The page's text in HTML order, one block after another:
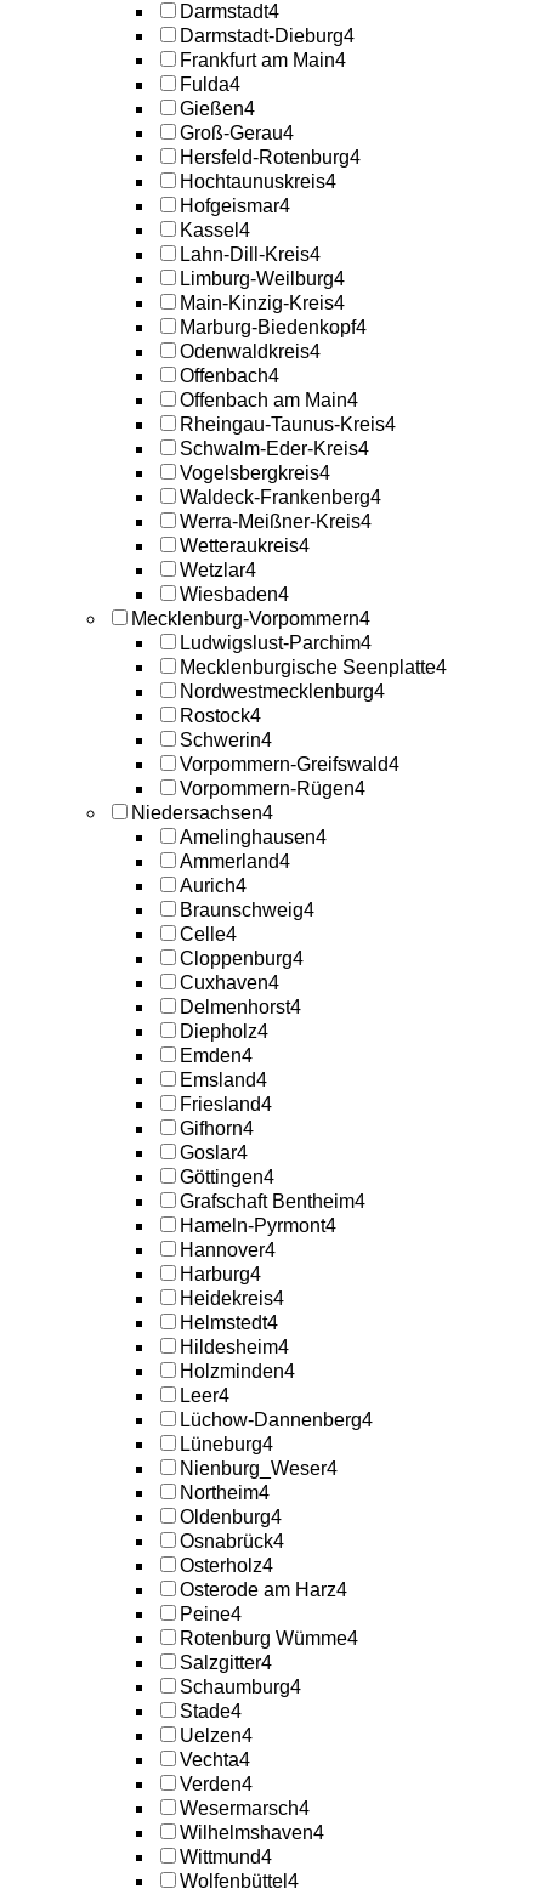
Darmstadt4
Darmstadt-Dieburg4
Frankfurt am Main4
Fulda4
Gießen4
Groß-Gerau4
Hersfeld-Rotenburg4
Hochtaunuskreis4
Hofgeismar4
Kassel 4
Lahn-Dill-Kreis4
Limburg-Weilburg4
Main-Kinzig-Kreis4
Marburg-Biedenkopf4
Odenwaldkreis4
Offenbach4
Offenbach am Main4
Rheingau-Taunus-Kreis4
Schwalm-Eder-Kreis4
Vogelsbergkreis4
Waldeck-Frankenberg4
Werra-Meißner-Kreis4
Wetteraukreis4
Wetzlar4
Wiesbaden4
Mecklenburg-Vorpommern4
Ludwigslust-Parchim4
Mecklenburgische Seenplatte4
Nordwestmecklenburg4
Rostock4
Schwerin4
Vorpommern-Greifswald4
Vorpommern-Rügen4
Niedersachsen4
Amelinghausen4
Ammerland4
Aurich4
Braunschweig4
Celle4
Cloppenburg4
Cuxhaven4
Delmenhorst4
Diepholz4
Emden4
Emsland4
Friesland4
Gifhorn4
Goslar4
Göttingen4
Grafschaft Bentheim4
Hameln-Pyrmont4
Hannover4
Harburg4
Heidekreis4
Helmstedt4
Hildesheim4
Holzminden4
Leer4
Lüchow-Dannenberg4
Lüneburg4
Nienburg_Weser4
Northeim4
Oldenburg4
Osnabrück4
Osterholz4
Osterode am Harz4
Peine4
Rotenburg Wümme4
Salzgitter4
Schaumburg4
Stade4
Uelzen4
Vechta4
Verden4
Wesermarsch4
Wilhelmshaven4
Wittmund4
Wolfenbüttel 4